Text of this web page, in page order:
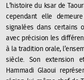
L’histoire du ksar de
cependant elle
signalées dans certains
avec précision les
à la tradition orale,
siècle. Son extension
Hammadi Glaoui